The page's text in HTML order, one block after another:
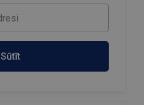
Sūtīt